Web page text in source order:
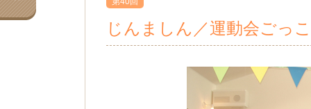
じんましん／運動会ごっこ